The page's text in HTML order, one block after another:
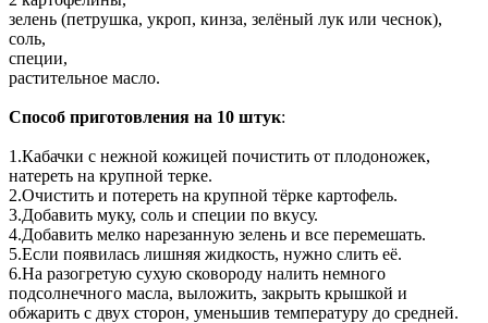
зелень (петрушка, укроп, кинза, зелёный лук или чеснок),
соль,
специи,
растительное масло.
Способ приготовления на 10 штук:
1.Кабачки с нежной кожицей почистить от плодоножек,
натереть на крупной терке.
2.Очистить и потереть на крупной тёрке картофель.
3.Добавить муку, соль и специи по вкусу.
4.Добавить мелко нарезанную зелень и все перемешать.
5.Если появилась лишняя жидкость, нужно слить её.
6.На разогретую сухую сковороду налить немного
подсолнечного масла, выложить, закрыть крышкой и
обжарить с двух сторон, уменьшив температуру до средней.